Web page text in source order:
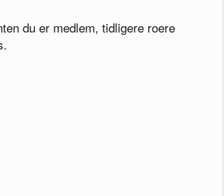
du er medlem, tidligere roere